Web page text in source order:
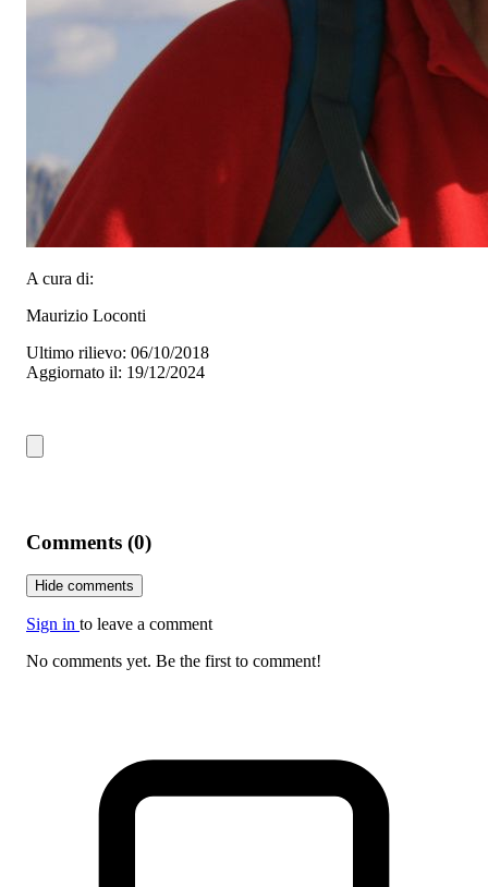
A cura di:
Maurizio Loconti
Ultimo rilievo: 06/10/2018
Aggiornato il: 19/12/2024
Comments (0)
Hide comments
Sign in to leave a comment
No comments yet. Be the first to comment!